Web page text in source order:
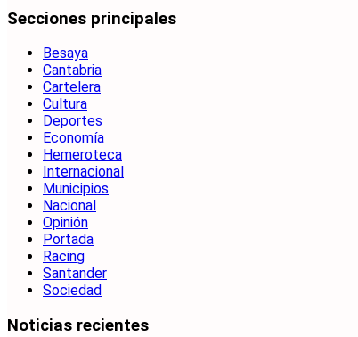
Secciones principales
Besaya
Cantabria
Cartelera
Cultura
Deportes
Economía
Hemeroteca
Internacional
Municipios
Nacional
Opinión
Portada
Racing
Santander
Sociedad
Noticias recientes